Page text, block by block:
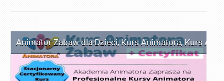
Animator Zabaw dla Dzieci,Kurs Animatora,Kurs